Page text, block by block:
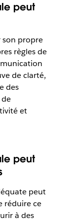
peut
son propre
règles de
de clarté,
des
de
et
peut
peut
réduire ce
à des